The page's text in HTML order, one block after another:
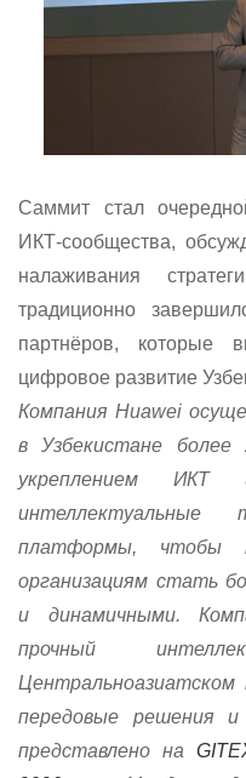
Саммит стал
ИКТ-сообщества,
налаживания
традиционно
партнёров, которые
цифровое развитие
Компания Huawei
в Узбекистане
укреплением ИКТ
платформы, чтобы
организациям стать
и динамичными.
прочный
передовые решения
представлено на